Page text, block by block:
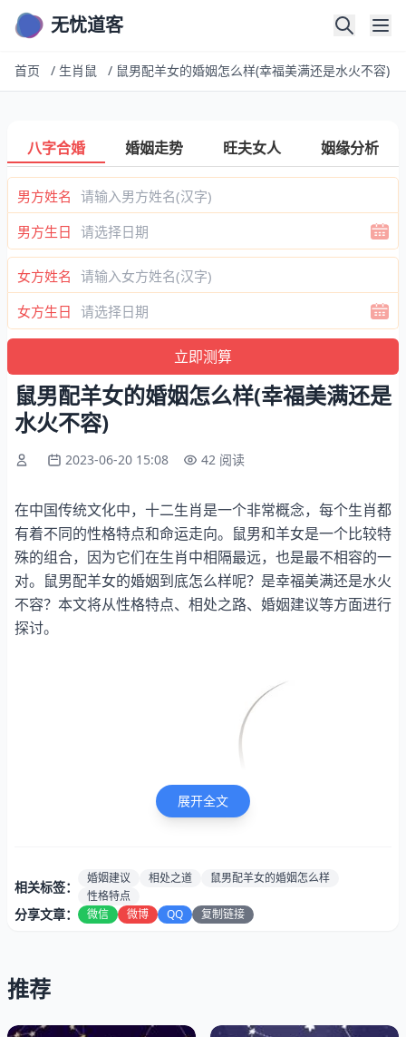
无忧道客
首页 / 生肖鼠 / 鼠男配羊女的婚姻怎么样(幸福美满还是水火不容)
八字合婚 婚姻走势 旺夫女人 姻缘分析
男方姓名
男方生日
女方姓名
女方生日
鼠男配羊女的婚姻怎么样(幸福美满还是
水火不容)
2023-06-20 15:08 42 阅读
在中国传统文化中，十二生肖是一个非常概念，每个生肖都
有着不同的性格特点和命运走向。鼠男和羊女是一个比较特
殊的组合，因为它们在生肖中相隔最远，也是最不相容的一
对。鼠男配羊女的婚姻到底怎么样呢？是幸福美满还是水火
不容？本文将从性格特点、相处之路、婚姻建议等方面进行
探讨。
展开全文
相关标签：
婚姻建议 相处之道
鼠男配羊女的婚姻怎么样
性格特点
分享文章： 微信 微博 QQ 复制链接
推荐